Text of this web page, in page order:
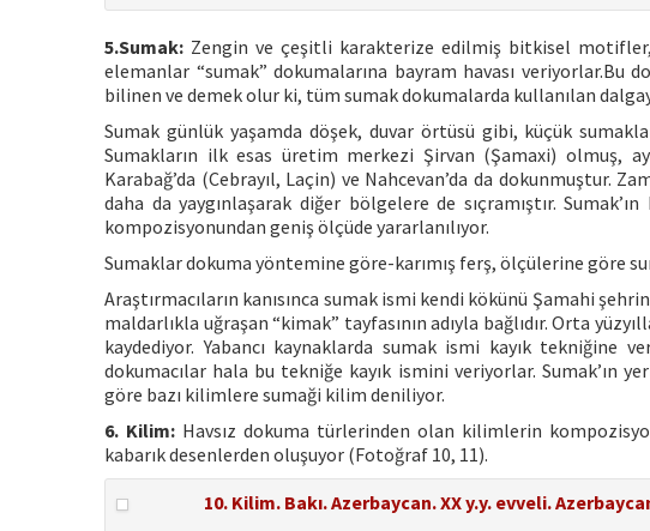
5.Sumak: Zengin ve çeşitli karakterize edilmiş bitkisel
elemanlar “sumak” dokumalarına bayram havası veriyorlar.Bu
bilinen ve demek olur ki, tüm sumak dokumalarda kullanılan
Sumak günlük yaşamda döşek, duvar örtüsü gibi, küçük
Sumakların ilk esas üretim merkezi Şirvan (Şamaxi) olmuş,
Karabağ’da (Cebrayıl, Laçin) ve Nahcevan’da da dokunmuştur.
daha da yaygınlaşarak diğer bölgelere de sıçramıştır.
kompozisyonundan geniş ölçüde yararlanılıyor.
Sumaklar dokuma yöntemine göre-karımış ferş, ölçülerine göre
Araştırmacıların kanısınca sumak ismi kendi kökünü Şamahi
maldarlıkla uğraşan “kimak” tayfasının adıyla bağlıdır. Orta
kaydediyor. Yabancı kaynaklarda sumak ismi kayık tekniğine
dokumacılar hala bu tekniğe kayık ismini veriyorlar. Sumak’ın
göre bazı kilimlere sumaği kilim deniliyor.
6. Kilim:Havsız dokuma türlerinden olan kilimlerin
kabarık desenlerden oluşuyor (Fotoğraf 10, 11).
10. Kilim. Bakı. Azerbaycan. XX y.y. evveli.